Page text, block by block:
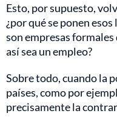
Esto, por supuesto,
¿por qué se ponen
son empresas formales
así sea un empleo?
Sobre todo, cuando la
países, como por
precisamente la